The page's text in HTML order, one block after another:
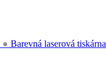
● Barevná laserová tiskárna